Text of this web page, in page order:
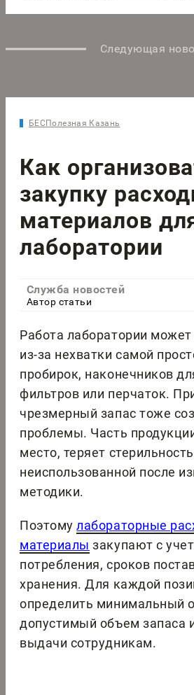
Следующая
БЕСПолезная Казань
Как
закупку
материалов
лаборатории
Служба новостей
Автор статьи
Работа лаборатории может
из-за нехватки самой
пробирок, наконечников
фильтров или перчаток.
чрезмерный запас тоже
проблемы. Часть
место, теряет
неиспользованной после
методики.
Поэтомулабораторные
материалы закупают с
потребления, сроков
хранения. Для каждой
определить минимальный
допустимый объем запаса
выдачи сотрудникам.